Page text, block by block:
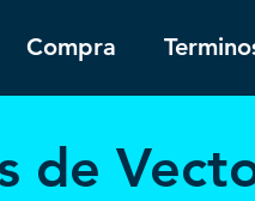
Compra
de